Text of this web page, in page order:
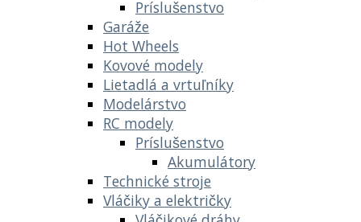
Príslušenstvo
Garáže
Hot Wheels
Kovové modely
Lietadlá a vrtuľníky
Modelárstvo
RC modely
Príslušenstvo
Akumulátory
Technické stroje
Vláčiky a električky